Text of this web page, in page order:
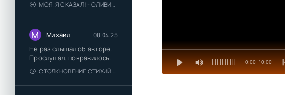
МОЯ. Я СКАЗАЛ! - ОЛИВИЯ ЛЕЙК
М Михаил 08.04.25
Не раз слышал об авторе.
Прослушал, понравилось.
СТОЛКНОВЕНИЕ СТИХИЙ - ВАЛЕРИЙ ГУМИНСКИЙ
0:00 / 0:00